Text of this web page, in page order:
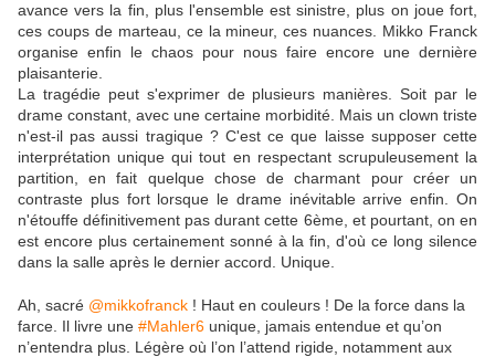
avance vers la fin, plus l'ensemble est sinistre, plus on joue fort,
ces coups de marteau, ce la mineur, ces nuances. Mikko Franck
organise enfin le chaos pour nous faire encore une dernière
plaisanterie.
La tragédie peut s'exprimer de plusieurs manières. Soit par le
drame constant, avec une certaine morbidité. Mais un clown triste
n'est-il pas aussi tragique ? C'est ce que laisse supposer cette
interprétation unique qui tout en respectant scrupuleusement la
partition, en fait quelque chose de charmant pour créer un
contraste plus fort lorsque le drame inévitable arrive enfin. On
n'étouffe définitivement pas durant cette 6ème, et pourtant, on en
est encore plus certainement sonné à la fin, d'où ce long silence
dans la salle après le dernier accord. Unique.
Ah, sacré @mikkofranck ! Haut en couleurs ! De la force dans la
farce. Il livre une #Mahler6 unique, jamais entendue et qu’on
n’entendra plus. Légère où l’on l’attend rigide, notamment aux